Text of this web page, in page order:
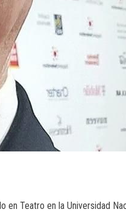
Teatro en la Universidad